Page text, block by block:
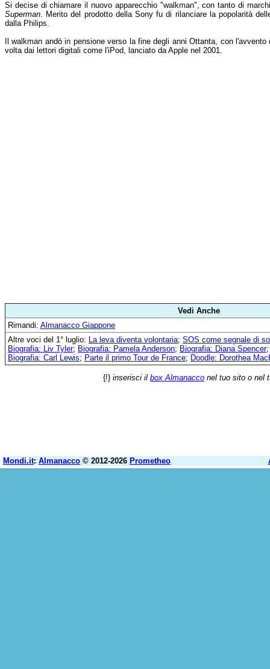
Si decise di chiamare il nuovo apparecchio "walkman", con tanto di
Superman. Merito del prodotto della Sony fu di rilanciare la popolarità
dalla Philips.
Il walkman andò in pensione verso la fine degli anni Ottanta, con
volta dai lettori digitali come l'iPod, lanciato da Apple nel 2001.
Vedi Anche
Rimandi: Almanacco Giappone
Altre voci del 1° luglio: La leva diventa volontaria; SOS come segnale di
Biografia: Liv Tyler; Biografia: Pamela Anderson; Biografia: Diana Spencer
Biografia: Carl Lewis; Parte il primo Tour de France; Doodle: Dorothea
{!} inserisci il box Almanacco nel tuo sito o nel
Mondi.it: Almanacco © 2012-2026 Prometheo